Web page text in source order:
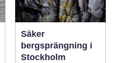
Säker
bergsprängning i
Stockholm